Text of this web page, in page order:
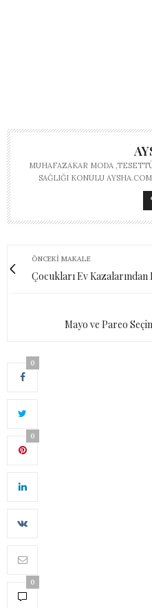
MUHAFAZAKAR MODA
SAĞLIĞI KONULU
ÖNCEKI MAKALE
Çocukları Ev Kazalarından
Mayo ve Pareo
0
0
0